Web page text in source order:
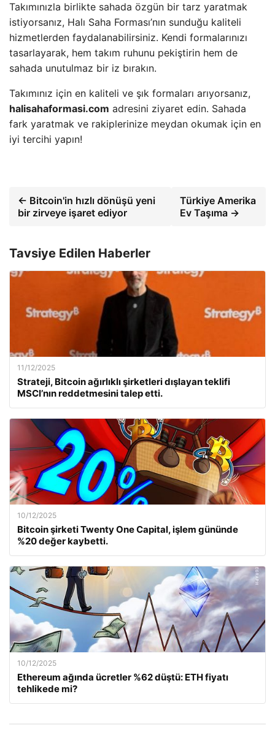
Takımınızla birlikte sahada özgün bir tarz yaratmak
istiyorsanız, Halı Saha Forması’nın sunduğu kaliteli
hizmetlerden faydalanabilirsiniz. Kendi formalarınızı
tasarlayarak, hem takım ruhunu pekiştirin hem de
sahada unutulmaz bir iz bırakın.
Takımınız için en kaliteli ve şık formaları arıyorsanız,
halisahaformasi.com adresini ziyaret edin. Sahada
fark yaratmak ve rakiplerinize meydan okumak için en
iyi tercihi yapın!
← Bitcoin'in hızlı dönüşü yeni
bir zirveye işaret ediyor
Türkiye Amerika
Ev Taşıma →
Tavsiye Edilen Haberler
11/12/2025
Strateji, Bitcoin ağırlıklı şirketleri dışlayan teklifi
MSCI’nın reddetmesini talep etti.
10/12/2025
Bitcoin şirketi Twenty One Capital, işlem gününde
%20 değer kaybetti.
10/12/2025
Ethereum ağında ücretler %62 düştü: ETH fiyatı
tehlikede mi?